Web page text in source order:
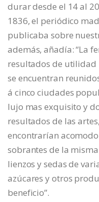
durar desde el 14 al
1836, el periódico
publicaba sobre
además, añadía: “La
resultados de utilidad
se encuentran
á cinco ciudades
lujo mas exquisito y
resultados de las
encontrarían
sobrantes de la
lienzos y sedas de
azúcares y otros
beneficio”.